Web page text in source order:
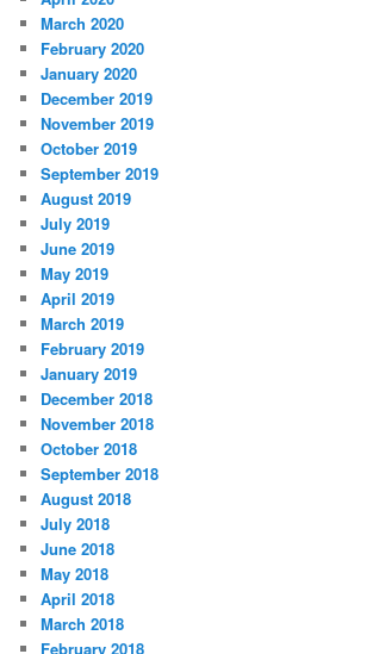
March 2020
February 2020
January 2020
December 2019
November 2019
October 2019
September 2019
August 2019
July 2019
June 2019
May 2019
April 2019
March 2019
February 2019
January 2019
December 2018
November 2018
October 2018
September 2018
August 2018
July 2018
June 2018
May 2018
April 2018
March 2018
February 2018